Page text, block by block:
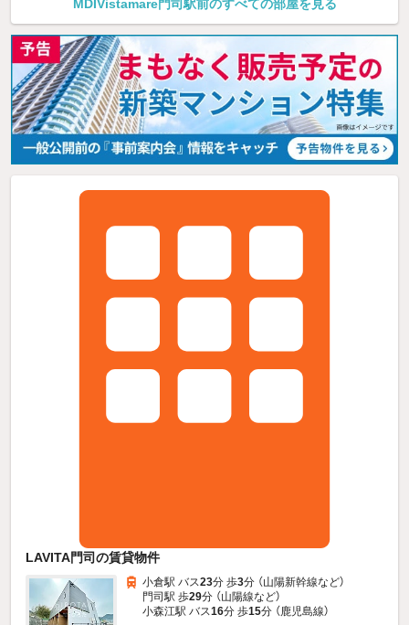
MDIVistamare門司駅前のすべての部屋を見る
LAVITA門司の賃貸物件
小倉駅 バス23分 歩3分 （山陽新幹線など）
門司駅 歩29分 （山陽線など）
小森江駅 バス16分 歩15分 （鹿児島線）